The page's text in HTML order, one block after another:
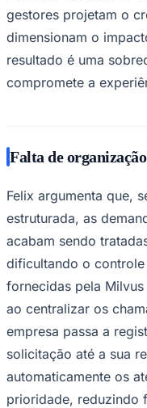
Palmeiras
gestores projetam o
dimensionam o
resultado é uma
compromete a
Falta de
Felix argumenta que,
estruturada, as
acabam sendo
dificultando o
fornecidas pela
ao centralizar os
empresa passa a
solicitação até a sua
automaticamente os
prioridade, reduzindo